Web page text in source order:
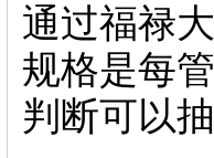
通过福禄
规格是每
判断可以抽